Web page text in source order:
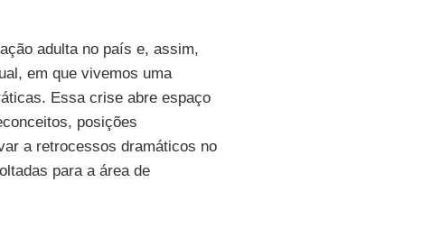
adulta no país e, assim,
em que vivemos uma
Essa crise abre espaço
posições
a retrocessos dramáticos no
para a área de